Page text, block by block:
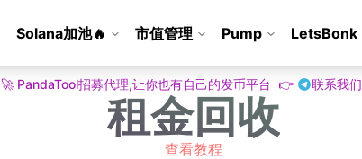
Solana加池🔥 市值管理 Pump LetsBonk
🚀 PandaTool招募代理,让你也有自己的发币平台 👉 联系我们
租金回收
查看教程